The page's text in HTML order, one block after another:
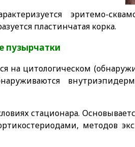
эритемо-
пластинчатая корка.
пузырчатки
на цитологическом
стационара.
методов